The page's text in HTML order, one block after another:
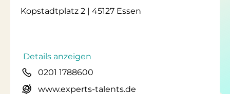
Kopstadtplatz 2 | 45127 Essen
Details anzeigen
0201 1788600
www.experts-talents.de